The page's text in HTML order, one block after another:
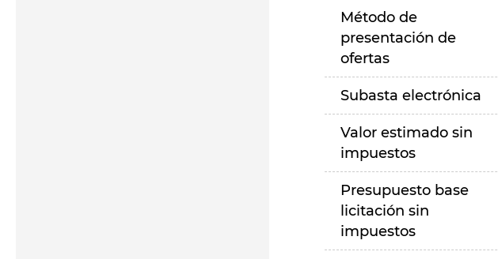
Método de
presentación de
ofertas
Subasta electrónica
Valor estimado sin
impuestos
Presupuesto base
licitación sin
impuestos